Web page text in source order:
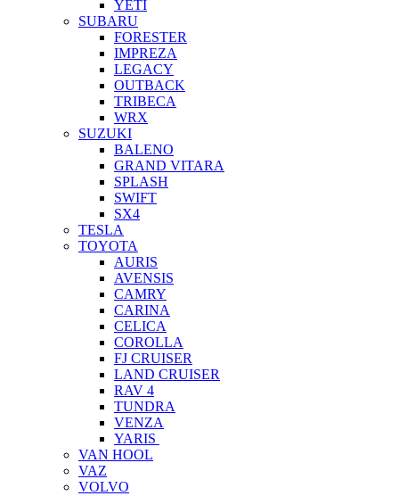
YETI
SUBARU
FORESTER
IMPREZA
LEGACY
OUTBACK
TRIBECA
WRX
SUZUKI
BALENO
GRAND VITARA
SPLASH
SWIFT
SX4
TESLA
TOYOTA
AURIS
AVENSIS
CAMRY
CARINA
CELICA
COROLLA
FJ CRUISER
LAND CRUISER
RAV 4
TUNDRA
VENZA
YARIS
VAN HOOL
VAZ
VOLVO